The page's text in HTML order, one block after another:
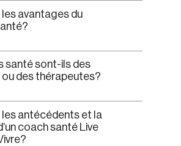
avantages du
santé sont-ils des
des thérapeutes?
antécédents et la
coach santé Live